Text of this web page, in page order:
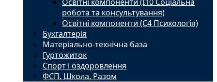
робота та консультування)
Освітні компоненти (С4 Психологія)
Бухгалтерія
Матеріально-технічна база
Гуртожиток
Спорт і оздоровлення
ФСП. Школа. Разом